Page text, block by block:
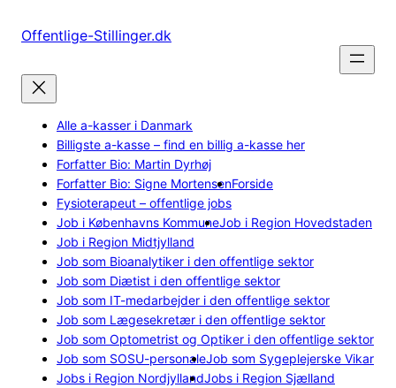
Offentlige-Stillinger.dk
Alle a-kasser i Danmark
Billigste a-kasse – find en billig a-kasse her
Forfatter Bio: Martin Dyrhøj
Forfatter Bio: Signe MortensenForside
Fysioterapeut – offentlige jobs
Job i Københavns KommuneJob i Region Hovedstaden
Job i Region Midtjylland
Job som Bioanalytiker i den offentlige sektor
Job som Diætist i den offentlige sektor
Job som IT-medarbejder i den offentlige sektor
Job som Lægesekretær i den offentlige sektor
Job som Optometrist og Optiker i den offentlige sektor
Job som SOSU-personaleJob som Sygeplejerske Vikar
Jobs i Region NordjyllandJobs i Region Sjælland